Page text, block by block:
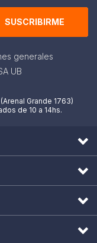
SUSCRIBIRME
generales
UB
Grande 1763)
de 10 a 14hs.